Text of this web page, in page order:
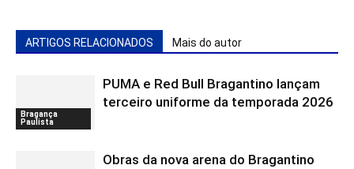
ARTIGOS RELACIONADOS Mais do autor
Bragança
Paulista
PUMA e Red Bull Bragantino lançam
terceiro uniforme da temporada 2026
Obras da nova arena do Bragantino